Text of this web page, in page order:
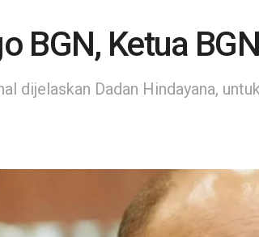
BGN, Ketua
dijelaskan Dadan Hindayana,